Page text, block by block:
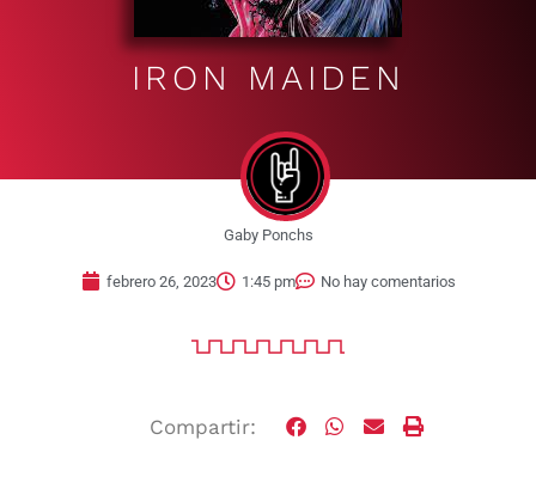
IRON MAIDEN
Gaby Ponchs
febrero 26, 2023 1:45 pm No hay comentarios
Compartir: